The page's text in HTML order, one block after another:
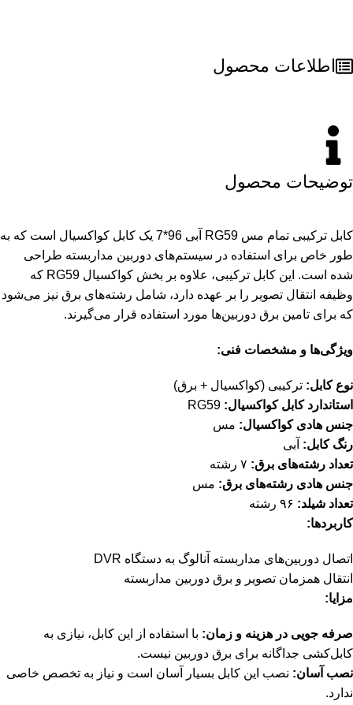
توضیحات محصول
کابل ترکیبی تمام مس RG59 آبی 96*7 یک کابل کواکسیال است که به
طور خاص برای استفاده در سیستم‌های دوربین مداربسته طراحی
شده است. این کابل ترکیبی، علاوه بر بخش کواکسیال RG59 که
وظیفه انتقال تصویر را بر عهده دارد، شامل رشته‌های برق نیز می‌شود
که برای تامین برق دوربین‌ها مورد استفاده قرار می‌گیرند.
ویژگی‌ها و مشخصات فنی:
نوع کابل: ترکیبی (کواکسیال + برق)
استاندارد کابل کواکسیال:
جنس هادی کواکسیال: مس
رنگ کابل: آبی
تعداد رشته‌های برق:
جنس هادی رشته‌های برق: مس
تعداد شیلد:
کاربردها:
اتصال دوربین‌های مداربسته آنالوگ به دستگاه DVR
انتقال همزمان تصویر و برق دوربین مداربسته
مزایا:
صرفه جویی در هزینه و زمان: با استفاده از این کابل، نیازی به
کابل‌کشی جداگانه برای برق دوربین نیست.
نصب آسان: نصب این کابل بسیار آسان است و نیاز به تخصص خاصی
ندارد.
اطلاعات محصول